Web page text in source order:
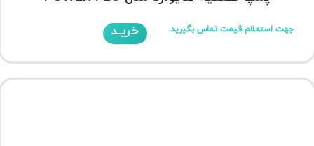
جهت استعلام قیمت تماس بگیرید. خریـد